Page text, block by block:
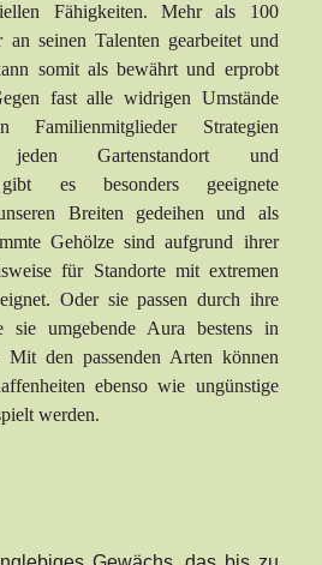
Fähigkeiten. Mehr als 100
seinen Talenten gearbeitet und
somit als bewährt und erprobt
fast alle widrigen Umstände
Strategien
Gartenstandort und
gibt es besonders geeignete
Breiten gedeihen und als
Gehölze sind aufgrund ihrer
für Standorte mit extremen
Oder sie passen durch ihre
sie umgebende Aura bestens in
Mit den passenden Arten können
ebenso wie ungünstige
werden.